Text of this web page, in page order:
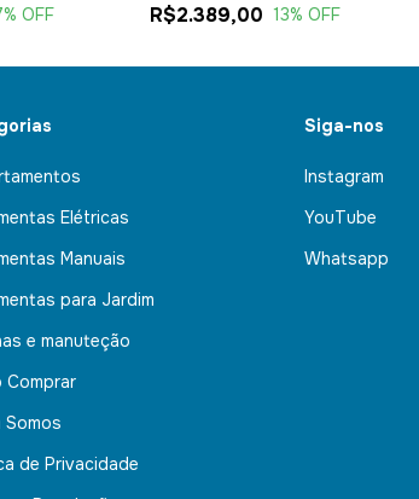
% OFF R$2.389,00 13% OFF
Elétricas
Manuais
para Jardim
e manuteção
Comprar
Somos
de Privacidade
Siga-nos
Instagram
YouTube
Whatsapp